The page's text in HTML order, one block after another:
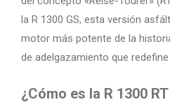
la R 1300 GS, esta versión
motor más potente de la
de adelgazamiento que
¿Cómo es la R 1300